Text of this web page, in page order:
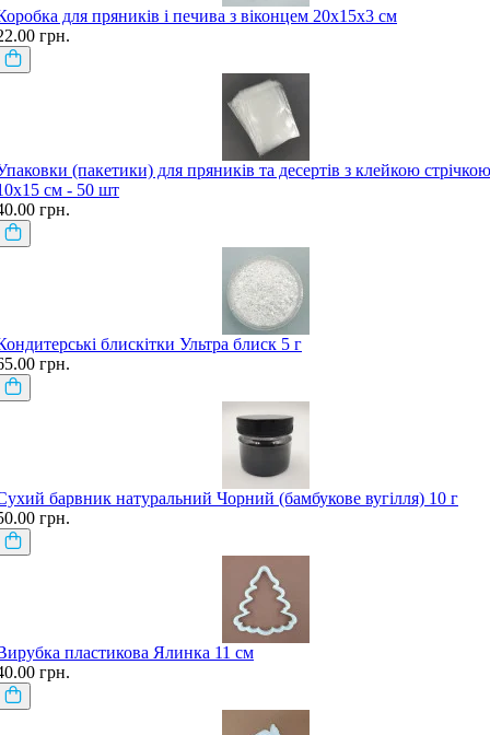
для пряників і печива з віконцем 20х15х3 см
грн.
(пакетики) для пряників та десертів з клейкою стрічкою
см - 50 шт
грн.
блискітки Ультра блиск 5 г
грн.
барвник натуральний Чорний (бамбукове вугілля) 10 г
грн.
пластикова Ялинка 11 см
грн.